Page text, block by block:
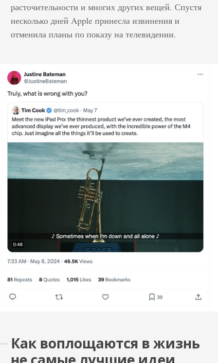
расточительности и многих других вещей. Спустя
несколько дней Apple принесла извинения и
отменила планы по показу на телевидении.
Как воплощаются в жизнь